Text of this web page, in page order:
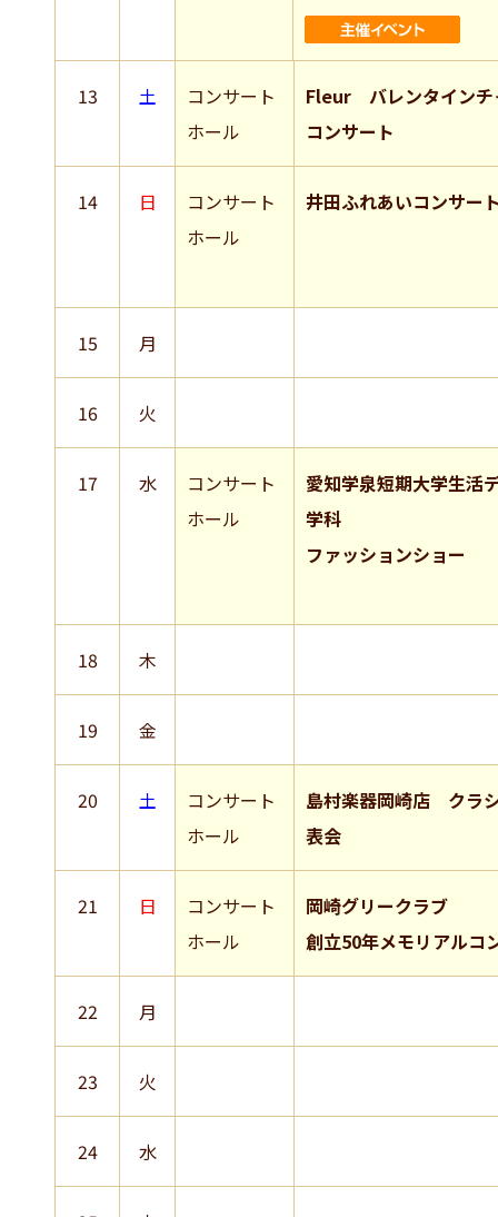
13 土
コンサート
ホール
Fleur バレンタインチ
コンサート
14 日
コンサート
ホール
井田ふれあいコンサ
15 月
16 火
17 水
コンサート
ホール
愛知学泉短期大学生活
学科
ファッションショー
18 木
19 金
20 土
コンサート
ホール
島村楽器岡崎店 クラ
表会
21 日
コンサート
ホール
岡崎グリークラブ
創立50年メモリアルコ
22 月
23 火
24 水